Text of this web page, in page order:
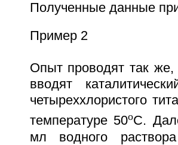
Полученные данные
Пример 2
Опыт проводят так
вводят
четыреххлористого
температуре 50oС.
мл водного раствора